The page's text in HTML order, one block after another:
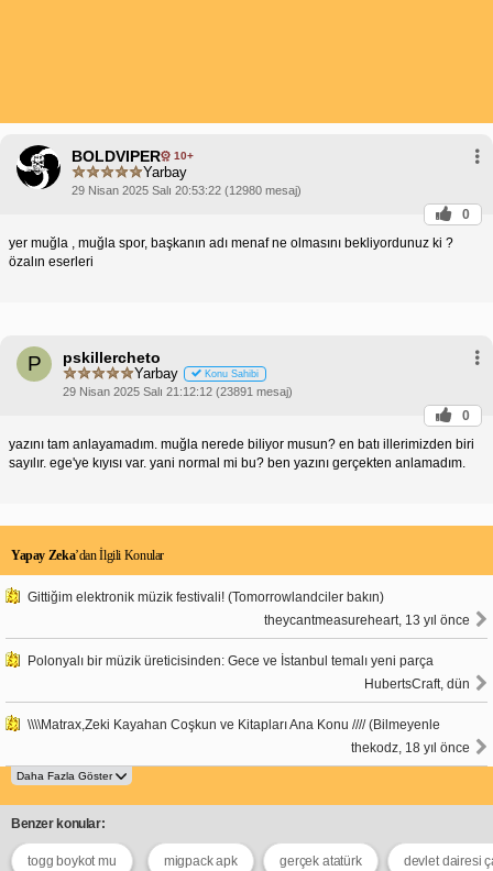
BOLDVIPER 10+
Yarbay
29 Nisan 2025 Salı 20:53:22 (12980 mesaj)
0
yer muğla , muğla spor, başkanın adı menaf ne olmasını bekliyordunuz ki ?
özalın eserleri
P pskillercheto
Yarbay Konu Sahibi
29 Nisan 2025 Salı 21:12:12 (23891 mesaj)
0
yazını tam anlayamadım. muğla nerede biliyor musun? en batı illerimizden biri
sayılır. ege'ye kıyısı var. yani normal mi bu? ben yazını gerçekten anlamadım.
Yapay Zeka’dan İlgili Konular
Gittiğim elektronik müzik festivali! (Tomorrowlandciler bakın)
theycantmeasureheart, 13 yıl önce
Polonyalı bir müzik üreticisinden: Gece ve İstanbul temalı yeni parça
HubertsCraft, dün
\\\\Matrax,Zeki Kayahan Coşkun ve Kitapları Ana Konu //// (Bilmeyenle
thekodz, 18 yıl önce
Benzer konular:
togg boykot mu migpack apk gerçek atatürk devlet dairesi